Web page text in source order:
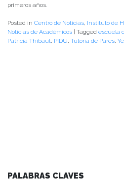
primeros años.
Posted in Centro de Noticias, Instituto de
Noticias de Académicos | Tagged escuela
Patricia Thibaut, PIDU, Tutoría de Pares,
PALABRAS CLAVES